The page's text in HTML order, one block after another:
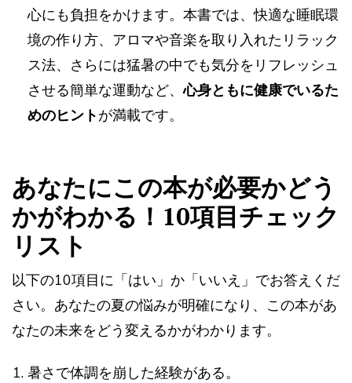
心にも負担をかけます。本書では、快適な睡眠環
境の作り方、アロマや音楽を取り入れたリラック
ス法、さらには猛暑の中でも気分をリフレッシュ
させる簡単な運動など、心身ともに健康でいるた
めのヒントが満載です。
あなたにこの本が必要かどう
かがわかる！10項目チェック
リスト
以下の10項目に「はい」か「いいえ」でお答えくだ
さい。あなたの夏の悩みが明確になり、この本があ
なたの未来をどう変えるかがわかります。
暑さで体調を崩した経験がある。